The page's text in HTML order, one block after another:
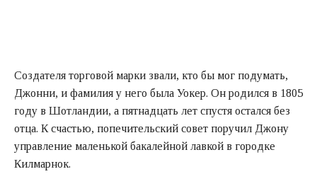
Создателя торговой марки звали, кто бы мог подумать,
Джонни, и фамилия у него была Уокер. Он родился в 1805
году в Шотландии, а пятнадцать лет спустя остался без
отца. К счастью, попечительский совет поручил Джону
управление маленькой бакалейной лавкой в городке
Килмарнок.